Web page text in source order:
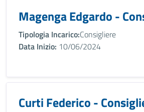
Magenga Edgardo -
Tipologia Incarico:Consigliere
Data Inizio: 10/06/2024
Curti Federico -